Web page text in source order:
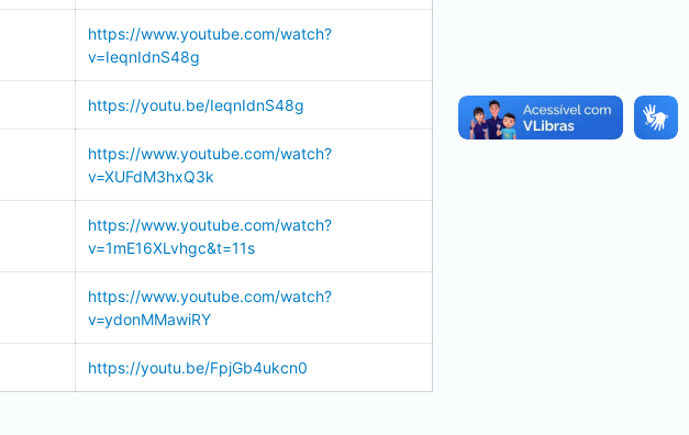
https://www.youtube.com/watch?
v=IeqnIdnS48g
https://youtu.be/IeqnIdnS48g
https://www.youtube.com/watch?
v=XUFdM3hxQ3k
https://www.youtube.com/watch?
v=1mE16XLvhgc&t=11s
https://www.youtube.com/watch?
v=ydonMMawiRY
https://youtu.be/FpjGb4ukcn0